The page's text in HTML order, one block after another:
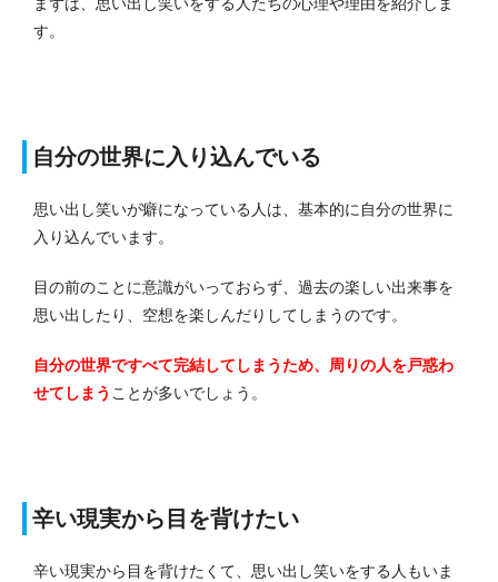
す。
自分の世界に入り込んでいる
思い出し笑いが癖になっている人は、基本的に自分の世界に
入り込んでいます。
目の前のことに意識がいっておらず、過去の楽しい出来事を
思い出したり、空想を楽しんだりしてしまうのです。
自分の世界ですべて完結してしまうため、周りの人を戸惑わ
せてしまう ことが多いでしょう。
辛い現実から目を背けたい
辛い現実から目を背けたくて、思い出し笑いをする人もいま